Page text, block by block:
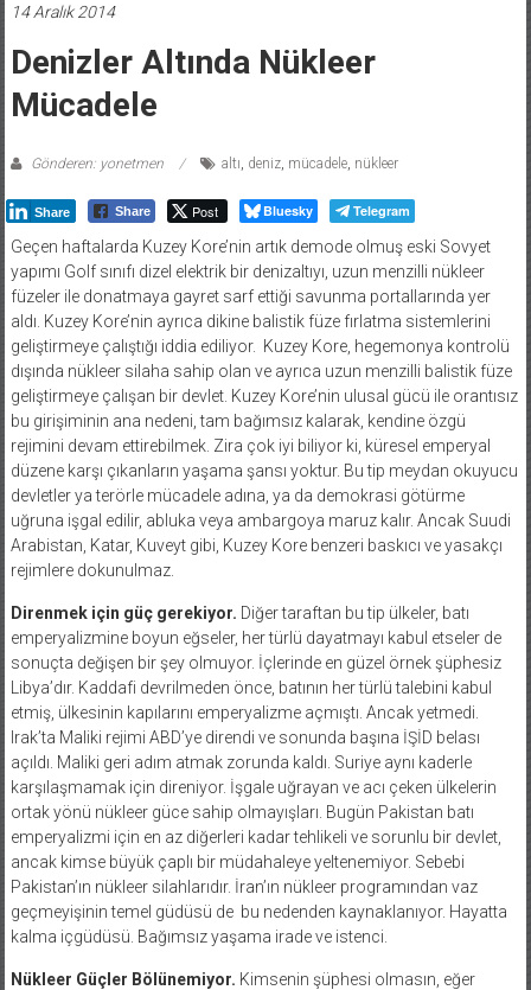
14 Aralık 2014
Denizler Altında Nükleer
Mücadele
Gönderen: yonetmen altı, deniz, mücadele, nükleer
Share Share Post Bluesky Telegram
Geçen haftalarda Kuzey Kore’nin artık demode olmuş eski Sovyet
yapımı Golf sınıfı dizel elektrik bir denizaltıyı, uzun menzilli nükleer
füzeler ile donatmaya gayret sarf ettiği savunma portallarında yer
aldı. Kuzey Kore’nin ayrıca dikine balistik füze fırlatma sistemlerini
geliştirmeye çalıştığı iddia ediliyor. Kuzey Kore, hegemonya kontrolü
dışında nükleer silaha sahip olan ve ayrıca uzun menzilli balistik füze
geliştirmeye çalışan bir devlet. Kuzey Kore’nin ulusal gücü ile orantısız
bu girişiminin ana nedeni, tam bağımsız kalarak, kendine özgü
rejimini devam ettirebilmek. Zira çok iyi biliyor ki, küresel emperyal
düzene karşı çıkanların yaşama şansı yoktur. Bu tip meydan okuyucu
devletler ya terörle mücadele adına, ya da demokrasi götürme
uğruna işgal edilir, abluka veya ambargoya maruz kalır. Ancak Suudi
Arabistan, Katar, Kuveyt gibi, Kuzey Kore benzeri baskıcı ve yasakçı
rejimlere dokunulmaz.
Direnmek için güç gerekiyor. Diğer taraftan bu tip ülkeler, batı
emperyalizmine boyun eğseler, her türlü dayatmayı kabul etseler de
sonuçta değişen bir şey olmuyor. İçlerinde en güzel örnek şüphesiz
Libya’dır. Kaddafi devrilmeden önce, batının her türlü talebini kabul
etmiş, ülkesinin kapılarını emperyalizme açmıştı. Ancak yetmedi.
Irak’ta Maliki rejimi ABD’ye direndi ve sonunda başına İŞİD belası
açıldı. Maliki geri adım atmak zorunda kaldı. Suriye aynı kaderle
karşılaşmamak için direniyor. İşgale uğrayan ve acı çeken ülkelerin
ortak yönü nükleer güce sahip olmayışları. Bugün Pakistan batı
emperyalizmi için en az diğerleri kadar tehlikeli ve sorunlu bir devlet,
ancak kimse büyük çaplı bir müdahaleye yeltenemiyor. Sebebi
Pakistan’ın nükleer silahlarıdır. İran’ın nükleer programından vaz
geçmeyişinin temel güdüsü de bu nedenden kaynaklanıyor. Hayatta
kalma içgüdüsü. Bağımsız yaşama irade ve istenci.
Nükleer Güçler Bölünemiyor. Kimsenin şüphesi olmasın, eğer